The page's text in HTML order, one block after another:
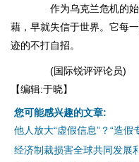
作为乌克兰危机的始
藉，早就失信于世界。它每
迹的不打自招。
(国际锐评评论员)
【编辑:于晓】
您可能感兴趣的文章:
他人放大“虚假信息”？“造假
经济制裁损害全球共同发展